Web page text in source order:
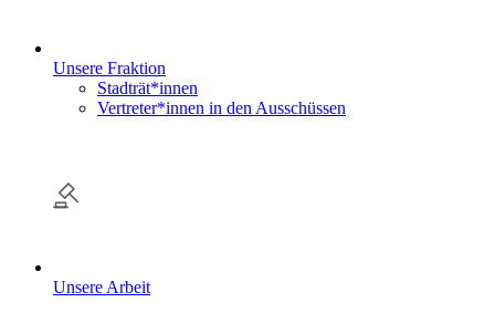
Unsere Fraktion
Stadträt*innen
Vertreter*innen in den Ausschüssen
Unsere Arbeit